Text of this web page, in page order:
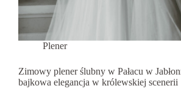
Plener
Zimowy plener ślubny w Pałacu w
bajkowa elegancja w królewskiej scenerii